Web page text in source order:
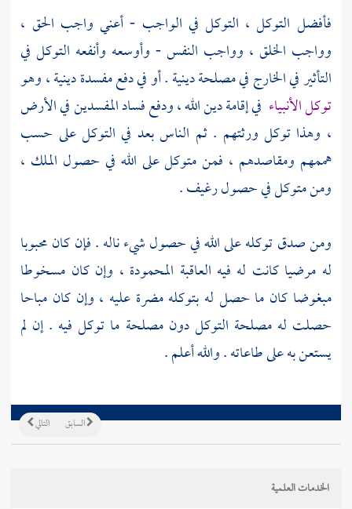
فأفضل التوكل ، التوكل في الواجب - أعني واجب الحق ،
وواجب الخلق ، وواجب النفس - وأوسعه وأنفعه التوكل في
التأثير في الخارج في مصلحة دينية . أو في دفع مفسدة دينية ، وهو
توكل الأنبياء في إقامة دين الله ، ودفع فساد المفسدين في الأرض
، وهذا توكل ورثتهم . ثم الناس بعد في التوكل على حسب
هممهم ومقاصدهم ، فمن متوكل على الله في حصول الملك ،
ومن متوكل في حصول رغيف .
ومن صدق توكله على الله في حصول شيء ناله . فإن كان محبوبا
له مرضيا كانت له فيه العاقبة المحمودة ، وإن كان مسخوطا
مبغوضا كان ما حصل له بتوكله مضرة عليه ، وإن كان مباحا
حصلت له مصلحة التوكل دون مصلحة ما توكل فيه . إن لم
يستعن به على طاعاته . والله أعلم .
التالي السابق
الخدمات العلمية